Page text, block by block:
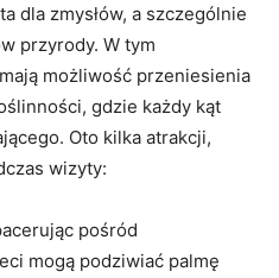
dla ​zmysłów, ​a szczególnie⁣
przyrody. W tym⁢
możliwość przeniesienia
gdzie każdy kąt
Oto kilka⁤ atrakcji,
wizyty:
pośród
mogą ⁣podziwiać palmę